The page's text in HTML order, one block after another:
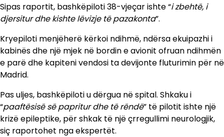
Sipas raportit, bashkëpiloti 38-vjeçar ishte “i zbehtë, i
djersitur dhe kishte lëvizje të pazakonta”.
Kryepiloti menjëherë kërkoi ndihmë, ndërsa ekuipazhi i
kabinës dhe një mjek në bordin e avionit ofruan ndihmën
e parë dhe kapiteni vendosi ta devijonte fluturimin për në
Madrid.
Pas uljes, bashkëpiloti u dërgua në spital. Shkaku i
“paaftësisë së papritur dhe të rëndë” të pilotit ishte një
krizë epileptike, për shkak të një çrregullimi neurologjik,
siç raportohet nga ekspertët.